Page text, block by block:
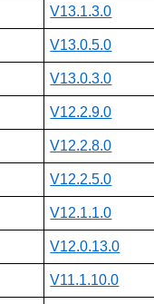
V13.1.3.0
V13.0.5.0
V13.0.3.0
V12.2.9.0
V12.2.8.0
V12.2.5.0
V12.1.1.0
V12.0.13.0
V11.1.10.0